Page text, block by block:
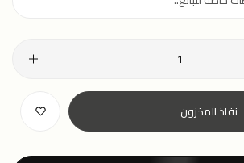
نفاذ المخزون